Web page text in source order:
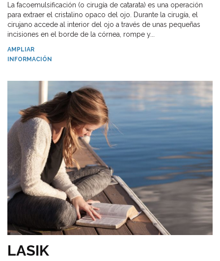
La facoemulsificación (o cirugía de catarata) es una operación
para extraer el cristalino opaco del ojo. Durante la cirugía, el
cirujano accede al interior del ojo a través de unas pequeñas
incisiones en el borde de la córnea, rompe y...
AMPLIAR
INFORMACIÓN
LASIK